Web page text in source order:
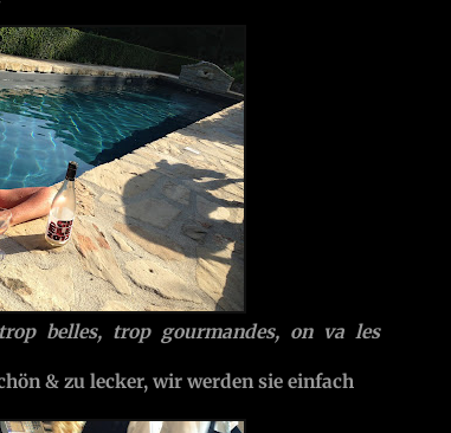
belles, trop gourmandes, on va les
& zu lecker, wir werden sie einfach